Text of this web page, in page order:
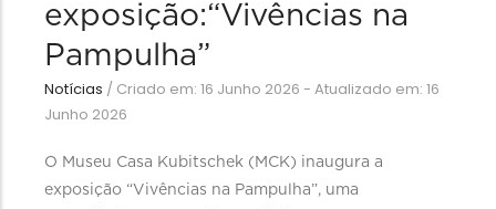
exposição:“Vivências na
Pampulha”
Notícias / Criado em: 16 Junho 2026 - Atualizado em: 16
Junho 2026
O Museu Casa Kubitschek (MCK) inaugura a
exposição “Vivências na Pampulha”, uma